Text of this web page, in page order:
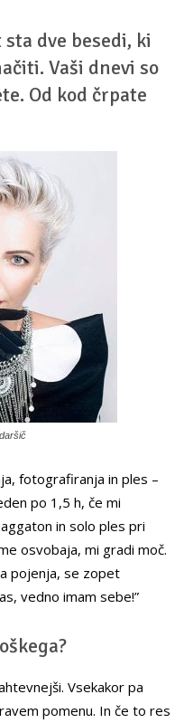
dve besedi, ki
Vaši dnevi so
Od kod črpate
fotografiranja in ples –
po 1,5 h, če mi
in solo ples pri
osvobaja, mi gradi moč.
pojenja, se zopet
vedno imam sebe!”
Vsekakor pa
pomenu. In če to res